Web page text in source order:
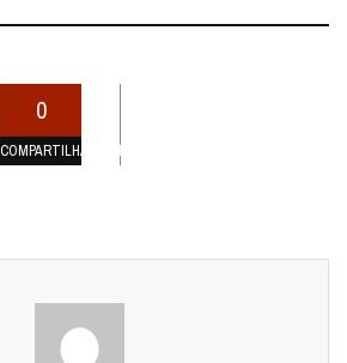
0
COMPARTILHAMENTOS